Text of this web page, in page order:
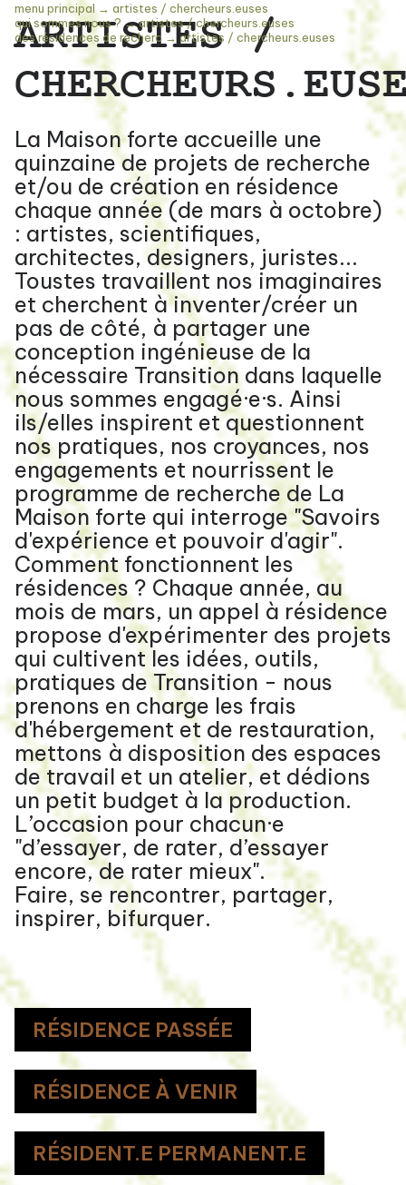
menu principal→ artistes / chercheurs.euses
qui sommes nous ?→artistes / chercheurs.euses
des résidences de recherc → artistes / chercheurs.euses
ARTISTES /
La Maison forte accueille une
quinzaine de projets de recherche
et/ou de création en résidence
chaque année (de mars à octobre)
: artistes, scientifiques,
architectes, designers, juristes...
Toustes travaillent nos imaginaires
et cherchent à inventer/créer un
pas de côté, à partager une
conception ingénieuse de la
nécessaire Transition dans laquelle
nous sommes engagé·e·s. Ainsi
ils/elles inspirent et questionnent
nos pratiques, nos croyances, nos
engagements et nourrissent le
programme de recherche de La
Maison forte qui interroge "Savoirs
d'expérience et pouvoir d'agir".
Comment fonctionnent les
résidences ? Chaque année, au
mois de mars, un appel à résidence
propose d'expérimenter des projets
qui cultivent les idées, outils,
pratiques de Transition - nous
prenons en charge les frais
d'hébergement et de restauration,
mettons à disposition des espaces
de travail et un atelier, et dédions
un petit budget à la production.
L’occasion pour chacun·e
"d’essayer, de rater, d’essayer
encore, de rater mieux".
Faire, se rencontrer, partager,
inspirer, bifurquer.
RÉSIDENCE PASSÉE
RÉSIDENCE À VENIR
RÉSIDENT.E PERMANENT.E